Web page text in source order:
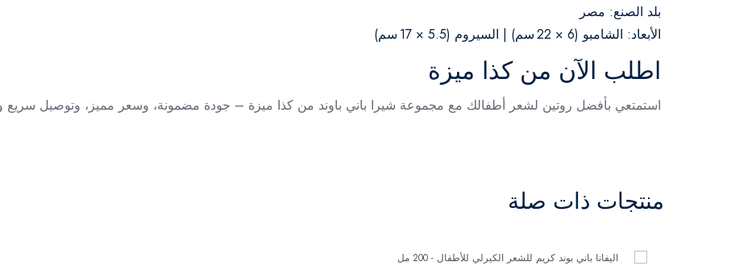
بلد الصنع: مصر
الأبعاد: الشامبو (6 × 22 سم) | السيروم (5.5 × 17 سم)
اطلب الآن من كذا ميزة
استمتعي بأفضل روتين لشعر أطفالك مع مجموعة شيرا باني باوند من كذا ميزة – جودة مضمونة، وسعر مميز، وتوصيل سريع
منتجات ذات صلة